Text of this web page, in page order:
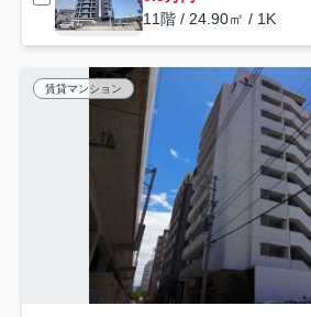
11階 / 24.90㎡ / 1K
賃貸マンション